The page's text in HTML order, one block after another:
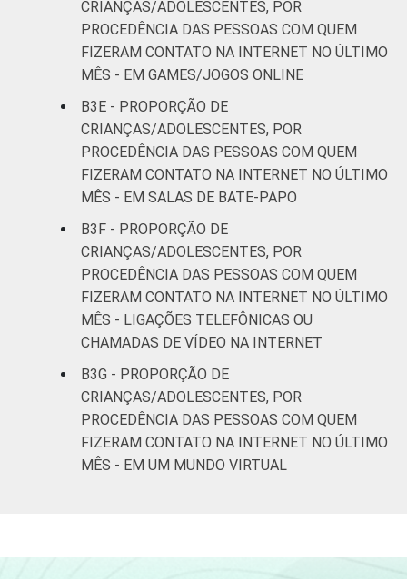
CRIANÇAS/ADOLESCENTES, POR
PROCEDÊNCIA DAS PESSOAS COM QUEM
FIZERAM CONTATO NA INTERNET NO ÚLTIMO
MÊS - EM GAMES/JOGOS ONLINE
B3E - PROPORÇÃO DE
CRIANÇAS/ADOLESCENTES, POR
PROCEDÊNCIA DAS PESSOAS COM QUEM
FIZERAM CONTATO NA INTERNET NO ÚLTIMO
MÊS - EM SALAS DE BATE-PAPO
B3F - PROPORÇÃO DE
CRIANÇAS/ADOLESCENTES, POR
PROCEDÊNCIA DAS PESSOAS COM QUEM
FIZERAM CONTATO NA INTERNET NO ÚLTIMO
MÊS - LIGAÇÕES TELEFÔNICAS OU
CHAMADAS DE VÍDEO NA INTERNET
B3G - PROPORÇÃO DE
CRIANÇAS/ADOLESCENTES, POR
PROCEDÊNCIA DAS PESSOAS COM QUEM
FIZERAM CONTATO NA INTERNET NO ÚLTIMO
MÊS - EM UM MUNDO VIRTUAL